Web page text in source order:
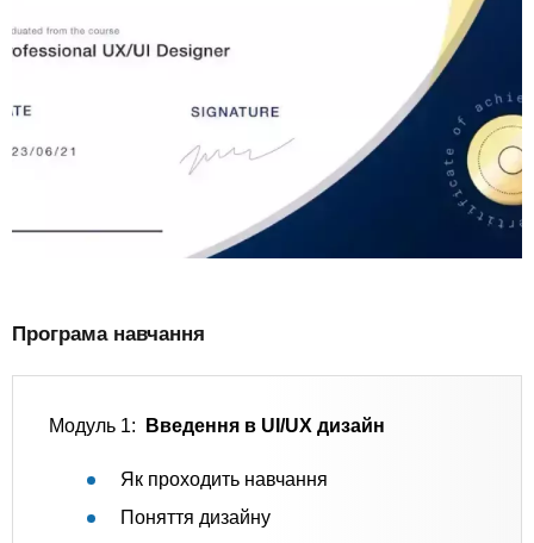
Програма навчання
Модуль 1: Введення в UI/UX дизайн
Як проходить навчання
Поняття дизайну